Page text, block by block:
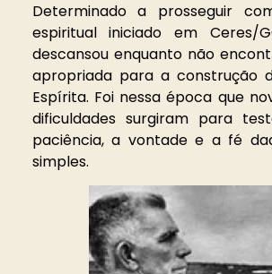
Determinado a prosseguir
espiritual iniciado em Ceres/
descansou enquanto não
apropriada para a construção
Espírita. Foi nessa época que
dificuldades surgiram para
paciência, a vontade e a fé
simples.